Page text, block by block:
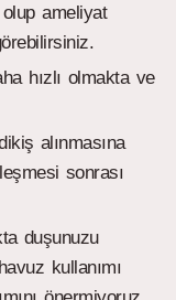
ameliyat
hızlı olmakta ve
alınmasına
sonrası
duşunuzu
kullanımı